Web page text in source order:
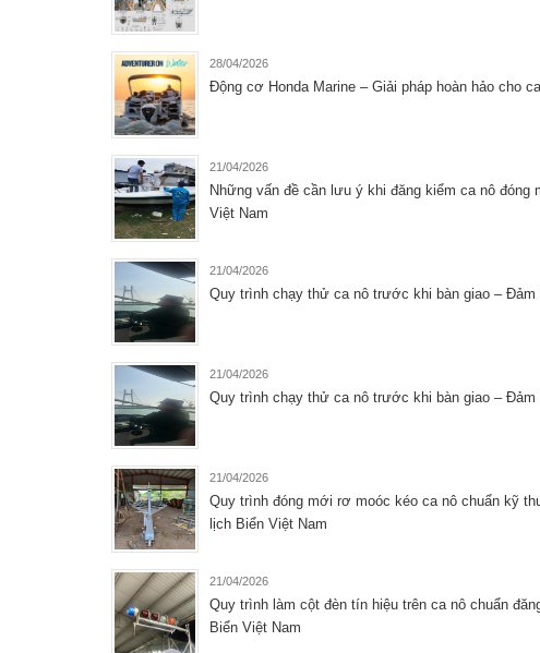
28/04/2026
Động cơ Honda Marine – Giải pháp hoàn hảo cho
21/04/2026
Những vấn đề cần lưu ý khi đăng kiểm ca nô
Việt Nam
21/04/2026
Quy trình chạy thử ca nô trước khi bàn giao –
21/04/2026
Quy trình chạy thử ca nô trước khi bàn giao –
21/04/2026
Quy trình đóng mới rơ moóc kéo ca nô chuẩn kỹ
lịch Biển Việt Nam
21/04/2026
Quy trình làm cột đèn tín hiệu trên ca nô chuẩn
Biển Việt Nam